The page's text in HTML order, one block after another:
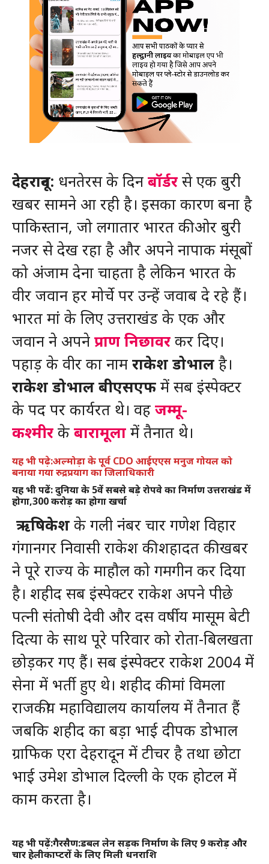
देहरादून: धनतेरस के दिन बॉर्डरसे एक बुरी
खबर सामने आ रही है। इसका कारण बना है
पाकिस्तान, जो लगातार भारत की ओर बुरी
नजर से देख रहा है और अपने नापाक मंसूबों
को अंजाम देना चाहता है लेकिन भारत के
वीर जवान हर मोर्चे पर उन्हें जवाब दे रहे हैं।
भारत मां के लिए उत्तराखंड के एक और
जवान ने अपने प्राण निछावरकर दिए।
पहाड़ के वीर का नाम राकेश डोभालहै।
राकेश डोभाल बीएसएफमें सब इंस्पेक्टर
के पद पर कार्यरत थे। वह जम्मू-
कश्मीरके बारामूलामें तैनात थे।
यह भी पढ़े:अल्मोड़ा के पूर्व CDO आईएएस मनुज गोयल को
बनाया गया रुद्रप्रयाग का जिलाधिकारी
यह भी पढें: दुनिया के 5वें सबसे बड़े रोपवे का निर्माण उत्तराखंड में
होगा,300 करोड़ का होगा खर्चा
ऋषिकेशके गली नंबर चार गणेश विहार
गंगानगर निवासी राकेश की शहादत की खबर
ने पूरे राज्य के माहौल को गमगीन कर दिया
है। शहीद सब इंस्पेक्टर राकेश अपने पीछे
पत्नी संतोषी देवी और दस वर्षीय मासूम बेटी
दित्या के साथ पूरे परिवार को रोता-बिलखता
छोड़कर गए हैं। सब इंस्पेक्टर राकेश 2004 में
सेना में भर्ती हुए थे। शहीद की मां विमला
राजकीय महाविद्यालय कार्यालय में तैनात हैं
जबकि शहीद का बड़ा भाई दीपक डोभाल
ग्राफिक एरा देहरादून में टीचर है तथा छोटा
भाई उमेश डोभाल दिल्ली के एक होटल में
काम करता है।
यह भी पढ़ें:गैरसैण:डबल लेन सड़क निर्माण के लिए 9 करोड़ और
चार हेलीकाप्टरों के लिए मिली धनराशि